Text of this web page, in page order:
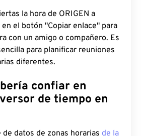
la hora de ORIGEN a
en el botón "Copiar enlace" para
con un amigo o compañero. Es
para planificar reuniones
diferentes.
confiar en
de tiempo en
datos de zonas horarias de la